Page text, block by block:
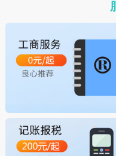
北京公司
别再问了！
一文读懂北
北京代理记